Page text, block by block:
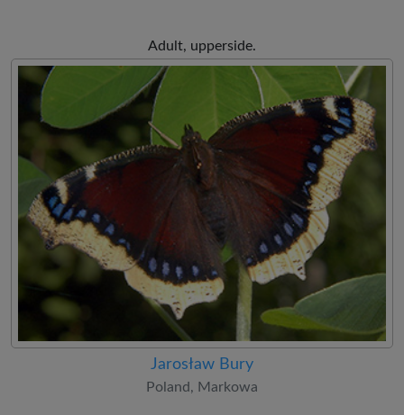
Adult, upperside.
Jarosław Bury
Poland, Markowa